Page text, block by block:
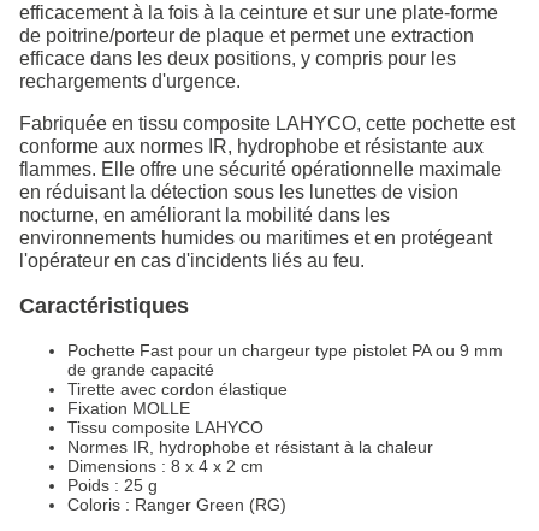
efficacement à la fois à la ceinture et sur une plate-forme
de poitrine/porteur de plaque et permet une extraction
efficace dans les deux positions, y compris pour les
rechargements d'urgence.
Fabriquée en tissu composite LAHYCO, cette pochette est
conforme aux normes IR, hydrophobe et résistante aux
flammes. Elle offre une sécurité opérationnelle maximale
en réduisant la détection sous les lunettes de vision
nocturne, en améliorant la mobilité dans les
environnements humides ou maritimes et en protégeant
l'opérateur en cas d'incidents liés au feu.
Caractéristiques
Pochette Fast pour un chargeur type pistolet PA ou 9 mm
de grande capacité
Tirette avec cordon élastique
Fixation MOLLE
Tissu composite LAHYCO
Normes IR, hydrophobe et résistant à la chaleur
Dimensions : 8 x 4 x 2 cm
Poids : 25 g
Coloris : Ranger Green (RG)